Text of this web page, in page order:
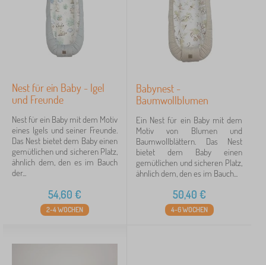
FILTERN
Nest für ein Baby - Igel
und Freunde
Nest für ein Baby mit dem Motiv
eines Igels und seiner Freunde.
Das Nest bietet dem Baby einen
gemütlichen und sicheren Platz,
ähnlich dem, den es im Bauch
der...
54,60 €
2-4 WOCHEN
Babynest -
Baumwollblumen
Ein Nest für ein Baby mit dem
Motiv von Blumen und
Baumwollblättern. Das Nest
bietet dem Baby einen
gemütlichen und sicheren Platz,
ähnlich dem, den es im Bauch...
50,40 €
4-6 WOCHEN